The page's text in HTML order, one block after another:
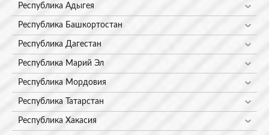
Республика Адыгея
Республика Башкортостан
Республика Дагестан
Республика Марий Эл
Республика Мордовия
Республика Татарстан
Республика Хакасия